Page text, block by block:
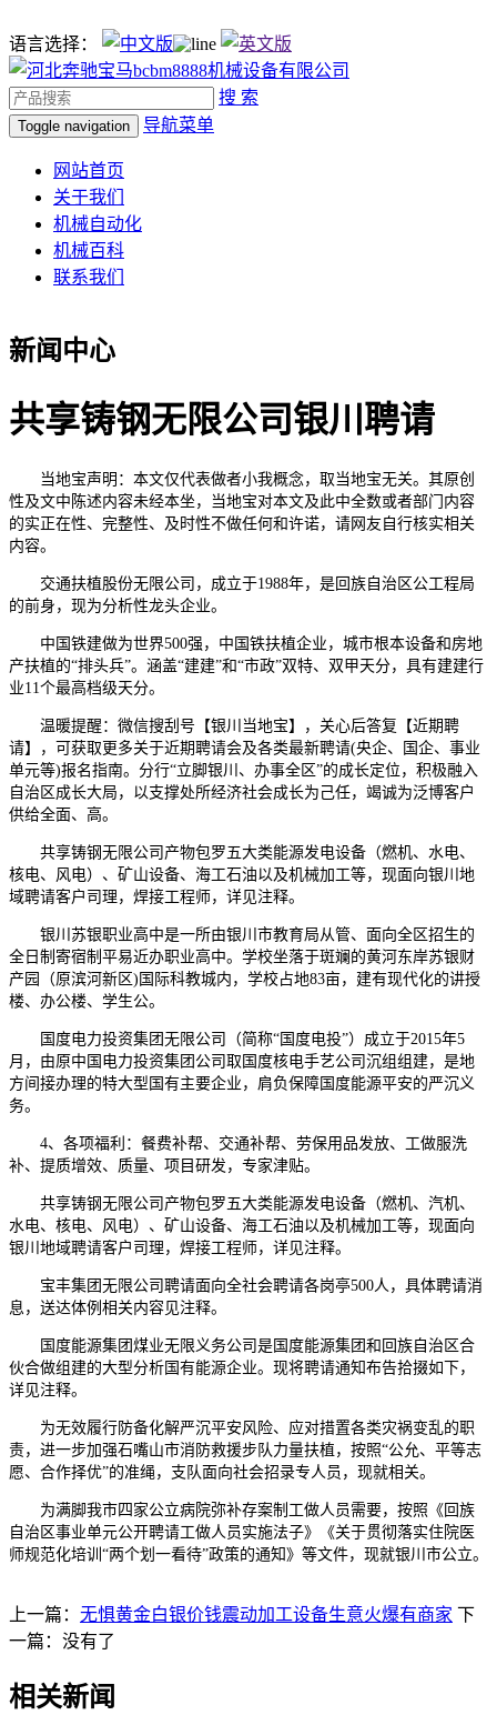
语言选择：
搜 索
Toggle navigation 导航菜单
网站首页
关于我们
机械自动化
机械百科
联系我们
新闻中心
共享铸钢无限公司银川聘请
当地宝声明：本文仅代表做者小我概念，取当地宝无关。其原创
性及文中陈述内容未经本坐，当地宝对本文及此中全数或者部门内容
的实正在性、完整性、及时性不做任何和许诺，请网友自行核实相关
内容。
交通扶植股份无限公司，成立于1988年，是回族自治区公工程局
的前身，现为分析性龙头企业。
中国铁建做为世界500强，中国铁扶植企业，城市根本设备和房地
产扶植的“排头兵”。涵盖“建建”和“市政”双特、双甲天分，具有建建行
业11个最高档级天分。
温暖提醒：微信搜刮号【银川当地宝】，关心后答复【近期聘
请】，可获取更多关于近期聘请会及各类最新聘请(央企、国企、事业
单元等)报名指南。分行“立脚银川、办事全区”的成长定位，积极融入
自治区成长大局，以支撑处所经济社会成长为己任，竭诚为泛博客户
供给全面、高。
共享铸钢无限公司产物包罗五大类能源发电设备（燃机、水电、
核电、风电）、矿山设备、海工石油以及机械加工等，现面向银川地
域聘请客户司理，焊接工程师，详见注释。
银川苏银职业高中是一所由银川市教育局从管、面向全区招生的
全日制寄宿制平易近办职业高中。学校坐落于斑斓的黄河东岸苏银财
产园（原滨河新区)国际科教城内，学校占地83亩，建有现代化的讲授
楼、办公楼、学生公。
国度电力投资集团无限公司（简称“国度电投”）成立于2015年5
月，由原中国电力投资集团公司取国度核电手艺公司沉组组建，是地
方间接办理的特大型国有主要企业，肩负保障国度能源平安的严沉义
务。
4、各项福利：餐费补帮、交通补帮、劳保用品发放、工做服洗
补、提质增效、质量、项目研发，专家津贴。
共享铸钢无限公司产物包罗五大类能源发电设备（燃机、汽机、
水电、核电、风电）、矿山设备、海工石油以及机械加工等，现面向
银川地域聘请客户司理，焊接工程师，详见注释。
宝丰集团无限公司聘请面向全社会聘请各岗亭500人，具体聘请消
息，送达体例相关内容见注释。
国度能源集团煤业无限义务公司是国度能源集团和回族自治区合
伙合做组建的大型分析国有能源企业。现将聘请通知布告拾掇如下，
详见注释。
为无效履行防备化解严沉平安风险、应对措置各类灾祸变乱的职
责，进一步加强石嘴山市消防救援步队力量扶植，按照“公允、平等志
愿、合作择优”的准绳，支队面向社会招录专人员，现就相关。
为满脚我市四家公立病院弥补存案制工做人员需要，按照《回族
自治区事业单元公开聘请工做人员实施法子》《关于贯彻落实住院医
师规范化培训“两个划一看待”政策的通知》等文件，现就银川市公立。
上一篇： 无惧黄金白银价钱震动加工设备生意火爆有商家 下
一篇：没有了
相关新闻